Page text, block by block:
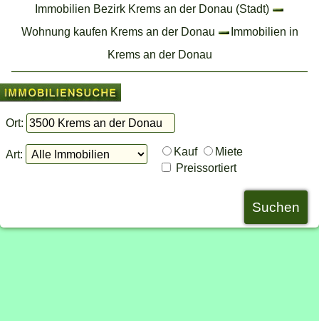
Immobilien Bezirk Krems an der Donau (Stadt)
Wohnung kaufen Krems an der Donau
Immobilien in
Krems an der Donau
Ort:
Art: Kauf
Miete
Preissortiert